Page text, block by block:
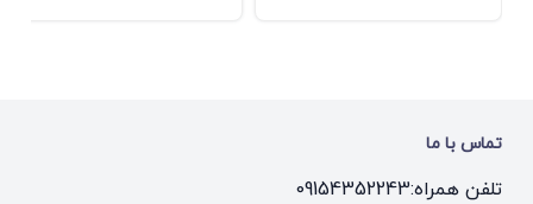
تماس با ما
تلفن همراه:09154352243